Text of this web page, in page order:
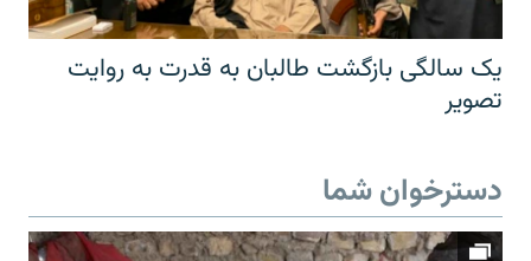
یک سالگی بازگشت طالبان به قدرت به روایت
تصویر
دسترخوان شما